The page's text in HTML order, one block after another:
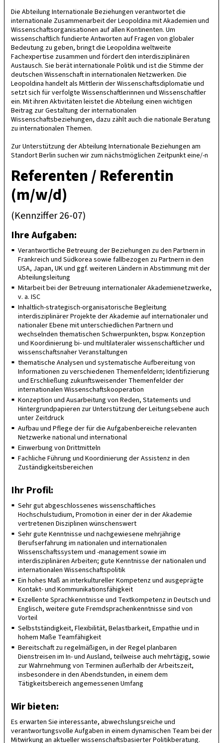
Die Abteilung Internationale Beziehungen verantwortet die
internationale Zusammenarbeit der Leopoldina mit Akademien und
Wissenschaftsorganisationen auf allen Kontinenten. Um
wissenschaftlich fundierte Antworten auf Fragen von globaler
Bedeutung zu geben, bringt die Leopoldina weltweite
Fachexpertise zusammen und fördert den interdisziplinären
Austausch. Sie berät internationale Politik und ist die Stimme der
deutschen Wissenschaft in internationalen Netzwerken. Die
Leopoldina handelt als Mittlerin der Wissenschaftsdiplomatie und
setzt sich für verfolgte Wissenschaftlerinnen und Wissenschaftler
ein. Mit ihren Aktivitäten leistet die Abteilung einen wichtigen
Beitrag zur Gestaltung der internationalen
Wissenschaftsbeziehungen, dazu zählt auch die nationale Beratung
zu internationalen Themen.
Zur Unterstützung der Abteilung Internationale Beziehungen am
Standort Berlin suchen wir zum nächstmöglichen Zeitpunkt eine/-n
Referenten / Referentin
(m/w/d)
(Kennziffer 26-07)
Ihre Aufgaben:
Verantwortliche Betreuung der Beziehungen zu den Partnern in
Frankreich und Südkorea sowie fallbezogen zu Partnern in den
USA, Japan, UK und ggf. weiteren Ländern in Abstimmung mit der
Abteilungsleitung
Mitarbeit bei der Betreuung internationaler Akademienetzwerke,
v. a. ISC
Inhaltlich-strategisch-organisatorische Begleitung
interdisziplinärer Projekte der Akademie auf internationaler und
nationaler Ebene mit unterschiedlichen Partnern und
wechselnden thematischen Schwerpunkten, bspw. Konzeption
und Koordinierung bi- und multilateraler wissenschaftlicher und
wissenschaftsnaher Veranstaltungen
thematische Analysen und systematische Aufbereitung von
Informationen zu verschiedenen Themenfeldern; Identifizierung
und Erschließung zukunftsweisender Themenfelder der
internationalen Wissenschaftskooperation
Konzeption und Ausarbeitung von Reden, Statements und
Hintergrundpapieren zur Unterstützung der Leitungsebene auch
unter Zeitdruck
Aufbau und Pflege der für die Aufgabenbereiche relevanten
Netzwerke national und international
Einwerbung von Drittmitteln
Fachliche Führung und Koordinierung der Assistenz in den
Zuständigkeitsbereichen
Ihr Profil:
Sehr gut abgeschlossenes wissenschaftliches
Hochschulstudium, Promotion in einer der in der Akademie
vertretenen Disziplinen wünschenswert
Sehr gute Kenntnisse und nachgewiesene mehrjährige
Berufserfahrung im nationalen und internationalen
Wissenschaftssystem und -management sowie im
interdisziplinären Arbeiten; gute Kenntnisse der nationalen und
internationalen Wissenschaftspolitik
Ein hohes Maß an interkultureller Kompetenz und ausgeprägte
Kontakt- und Kommunikationsfähigkeit
Exzellente Sprachkenntnisse und Textkompetenz in Deutsch und
Englisch, weitere gute Fremdsprachenkenntnisse sind von
Vorteil
Selbstständigkeit, Flexibilität, Belastbarkeit, Empathie und in
hohem Maße Teamfähigkeit
Bereitschaft zu regelmäßigen, in der Regel planbaren
Dienstreisen im In- und Ausland, teilweise auch mehrtägig, sowie
zur Wahrnehmung von Terminen außerhalb der Arbeitszeit,
insbesondere in den Abendstunden, in einem dem
Tätigkeitsbereich angemessenen Umfang
Wir bieten:
Es erwarten Sie interessante, abwechslungsreiche und
verantwortungsvolle Aufgaben in einem dynamischen Team bei der
Mitwirkung an aktueller wissenschaftsbasierter Politikberatung.